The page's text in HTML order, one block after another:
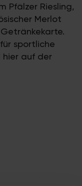
Pfälzer Riesling,
Merlot
sportliche
hier auf der